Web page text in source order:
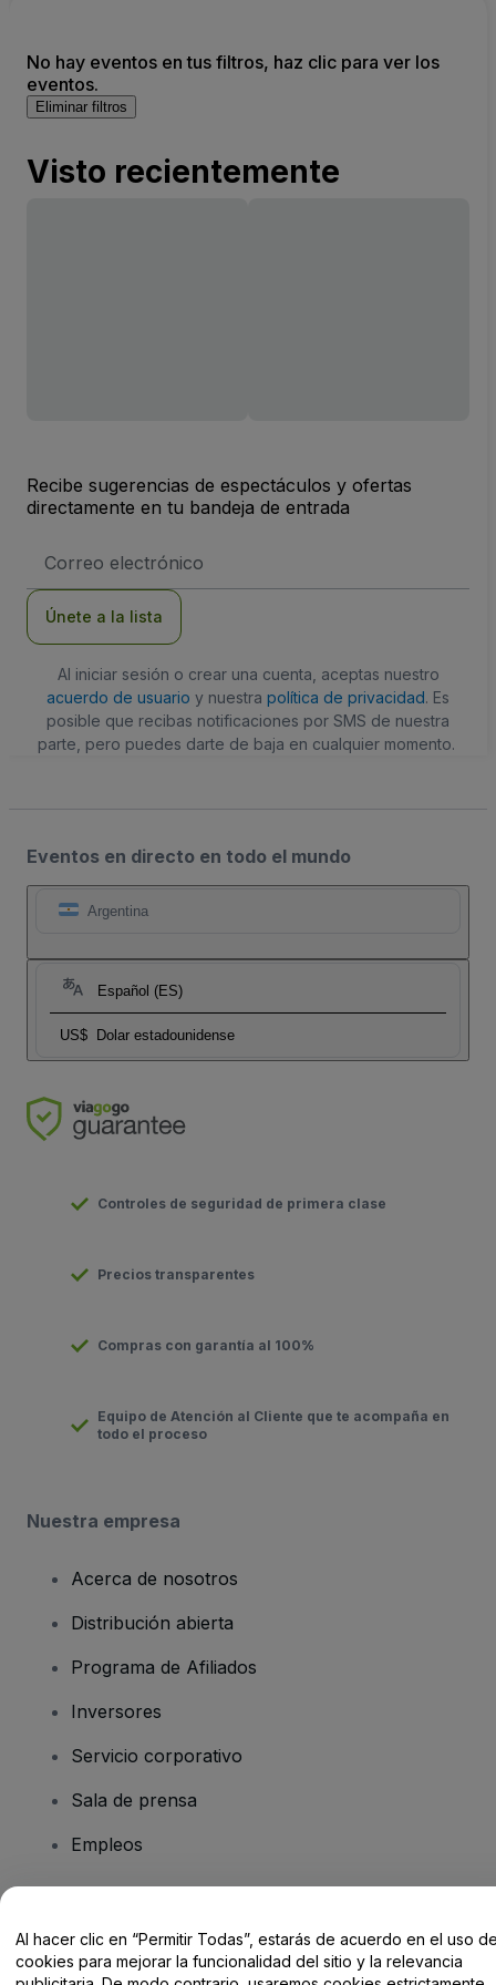
No hay eventos en tus filtros, haz clic para ver los
eventos.
Eliminar filtros
Visto recientemente
Recibe sugerencias de espectáculos y ofertas
directamente en tu bandeja de entrada
de
Únete a la lista
Al iniciar sesión o crear una cuenta, aceptas nuestro
acuerdo de usuario y nuestra política de privacidad. Es
posible que recibas notificaciones por SMS de nuestra
parte, pero puedes darte de baja en cualquier momento.
Eventos en directo en todo el mundo
Argentina
Español (ES)
US$ Dolar estadounidense
Controles de seguridad de primera clase
Precios transparentes
Compras con garantía al 100%
Equipo de Atención al Cliente que te acompaña en
todo el proceso
Nuestra empresa
Acerca de nosotros
Distribución abierta
Programa de Afiliados
Inversores
Servicio corporativo
Sala de prensa
Empleos
Centro de Ayuda / Contacto
Al hacer clic en “Permitir Todas”, estarás de acuerdo en el uso
cookies para mejorar la funcionalidad del sitio y la relevancia